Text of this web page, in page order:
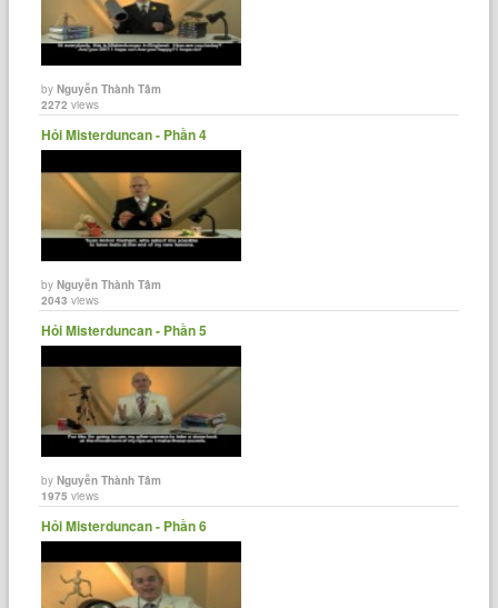
byNguyễn Thành Tâm
2272 views
Hỏi Misterduncan - Phần 4
byNguyễn Thành Tâm
2043 views
Hỏi Misterduncan - Phần 5
byNguyễn Thành Tâm
1975 views
Hỏi Misterduncan - Phần 6